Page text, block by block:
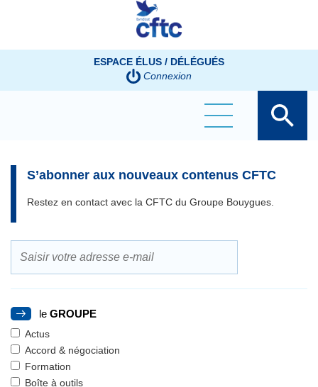
ESPACE ÉLUS / DÉLÉGUÉS
Connexion
S’abonner aux nouveaux contenus CFTC
Restez en contact avec la CFTC du Groupe Bouygues.
le GROUPE
Actus
Accord & négociation
Formation
Boîte à outils
Panneau de gestion des cookies